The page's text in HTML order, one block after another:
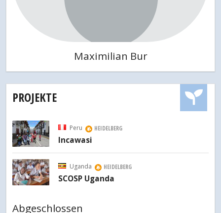
Maximilian Bur
PROJEKTE
Peru HEIDELBERG
Incawasi
Uganda HEIDELBERG
SCOSP Uganda
Abgeschlossen